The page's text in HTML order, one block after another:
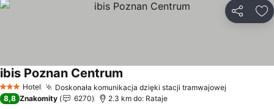
3 Kategoria
Hotel Doskonała komunikacja dzięki stacji tramwajowej
ibis Poznan Centrum
8,8 Znakomity 6270 2.3 km do: Rataje